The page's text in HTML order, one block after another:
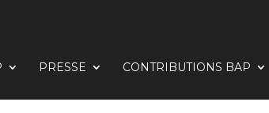
PRESSE CONTRIBUTIONS BAP